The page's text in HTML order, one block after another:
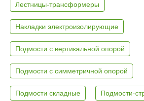
Лестницы-трансформеры
Накладки электроизолирующие
Подмости с вертикальной опорой
Подмости с симметричной опорой
Подмости складные Подмости-